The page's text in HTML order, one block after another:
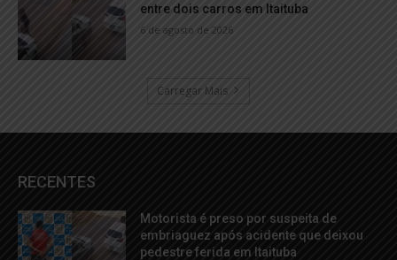
entre dois carros em Itaituba
6 de agosto de 2026
Carregar Mais
RECENTES
Motorista é preso por suspeita de
embriaguez após acidente que deixou
pedestre ferida em Itaituba